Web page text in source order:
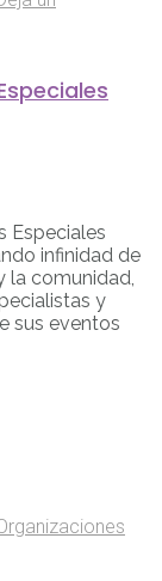
Especiales
infinidad de
la comunidad,
y
sus eventos